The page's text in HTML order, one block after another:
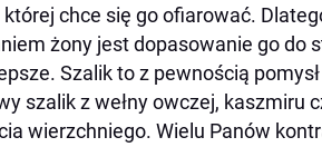
chce się go ofiarować.
żony jest dopasowanie go do
Szalik to z pewnością
szalik z wełny owczej, kaszmiru
wierzchniego. Wielu Panów